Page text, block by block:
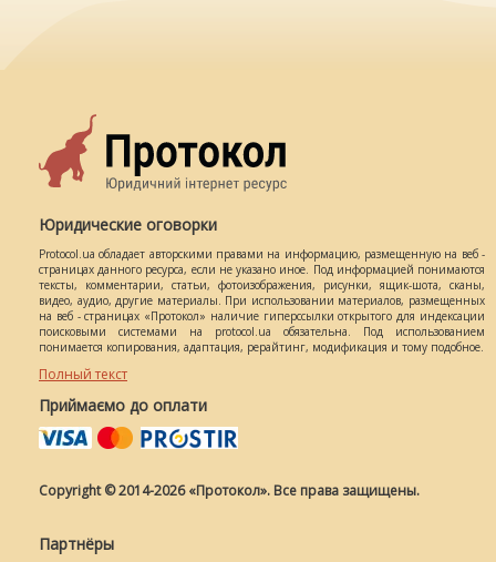
Юридические оговорки
Protocol.ua обладает авторскими правами на информацию, размещенную на веб -
страницах данного ресурса, если не указано иное. Под информацией понимаются
тексты, комментарии, статьи, фотоизображения, рисунки, ящик-шота, сканы,
видео, аудио, другие материалы. При использовании материалов, размещенных
на веб - страницах «Протокол» наличие гиперссылки открытого для индексации
поисковыми системами на protocol.ua обязательна. Под использованием
понимается копирования, адаптация, рерайтинг, модификация и тому подобное.
Полный текст
Приймаємо до оплати
Copyright © 2014-2026 «Протокол». Все права защищены.
Партнёры